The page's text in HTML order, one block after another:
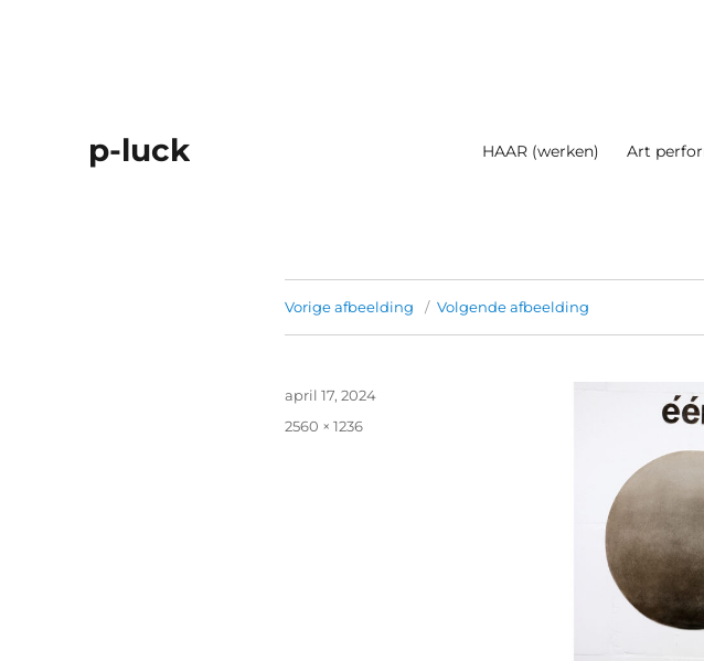
p-luck HAAR (werken) Art
Vorige afbeelding Volgende afbeelding
Geplaatst
op
april 17, 2024
Volledige
2560 × 1236